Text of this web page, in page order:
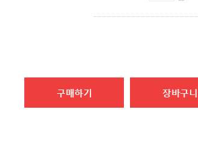
장바구니
구매하기